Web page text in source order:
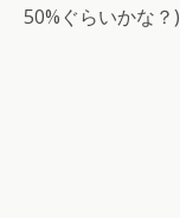
50%ぐらいかな？)